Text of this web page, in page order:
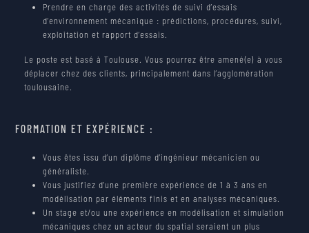
Prendre en charge des activités de suivi d’essais
d’environnement mécanique : prédictions, procédures, suivi,
exploitation et rapport d’essais.
Le poste est basé à Toulouse. Vous pourrez être amené(e) à vous
déplacer chez des clients, principalement dans l’agglomération
toulousaine.
FORMATION ET EXPÉRIENCE :
Vous êtes issu d’un diplôme d’ingénieur mécanicien ou
généraliste.
Vous justifiez d’une première expérience de 1 à 3 ans en
modélisation par éléments finis et en analyses mécaniques.
Un stage et/ou une expérience en modélisation et simulation
mécaniques chez un acteur du spatial seraient un plus